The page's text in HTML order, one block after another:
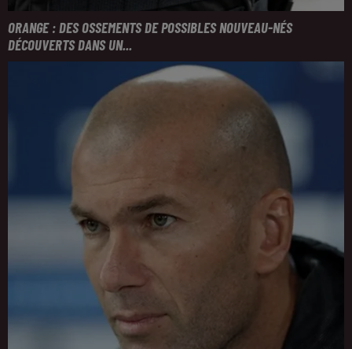
ORANGE : DES OSSEMENTS DE POSSIBLES NOUVEAU-NÉS
DÉCOUVERTS DANS UN...